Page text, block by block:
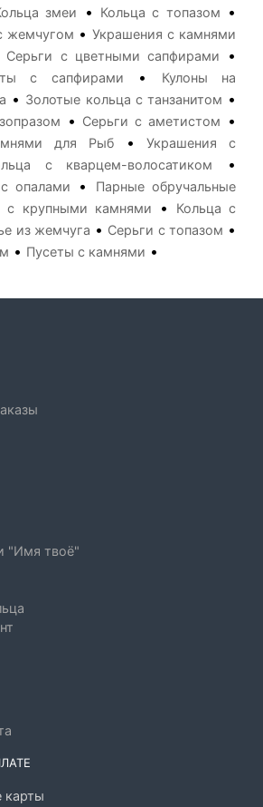
змеи • Кольца с топазом •
жемчугом •Украшения с камнями
Серьги с цветными сапфирами •
с сапфирами •
Кулоны на
• Золотые кольца с танзанитом •
• Серьги с аметистом •
для Рыб•Украшения с
с кварцем-волосатиком •
опалами •
Парные обручальные
с крупными камнями •
Кольца с
из жемчуга • Серьги с топазом •
• Пусеты с камнями •
"Имя твоё"
карты